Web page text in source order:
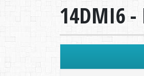
14DMI6